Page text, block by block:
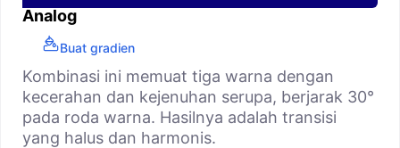
Analog
Buat gradien
Kombinasi ini memuat tiga warna dengan
kecerahan dan kejenuhan serupa, berjarak 30°
pada roda warna. Hasilnya adalah transisi
yang halus dan harmonis.